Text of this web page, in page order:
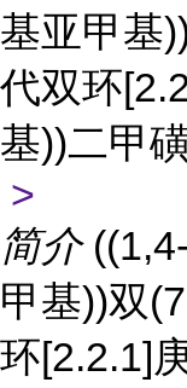
基亚甲基
代双环
基))二甲
>
简介
甲基))双
环[2.2.1]